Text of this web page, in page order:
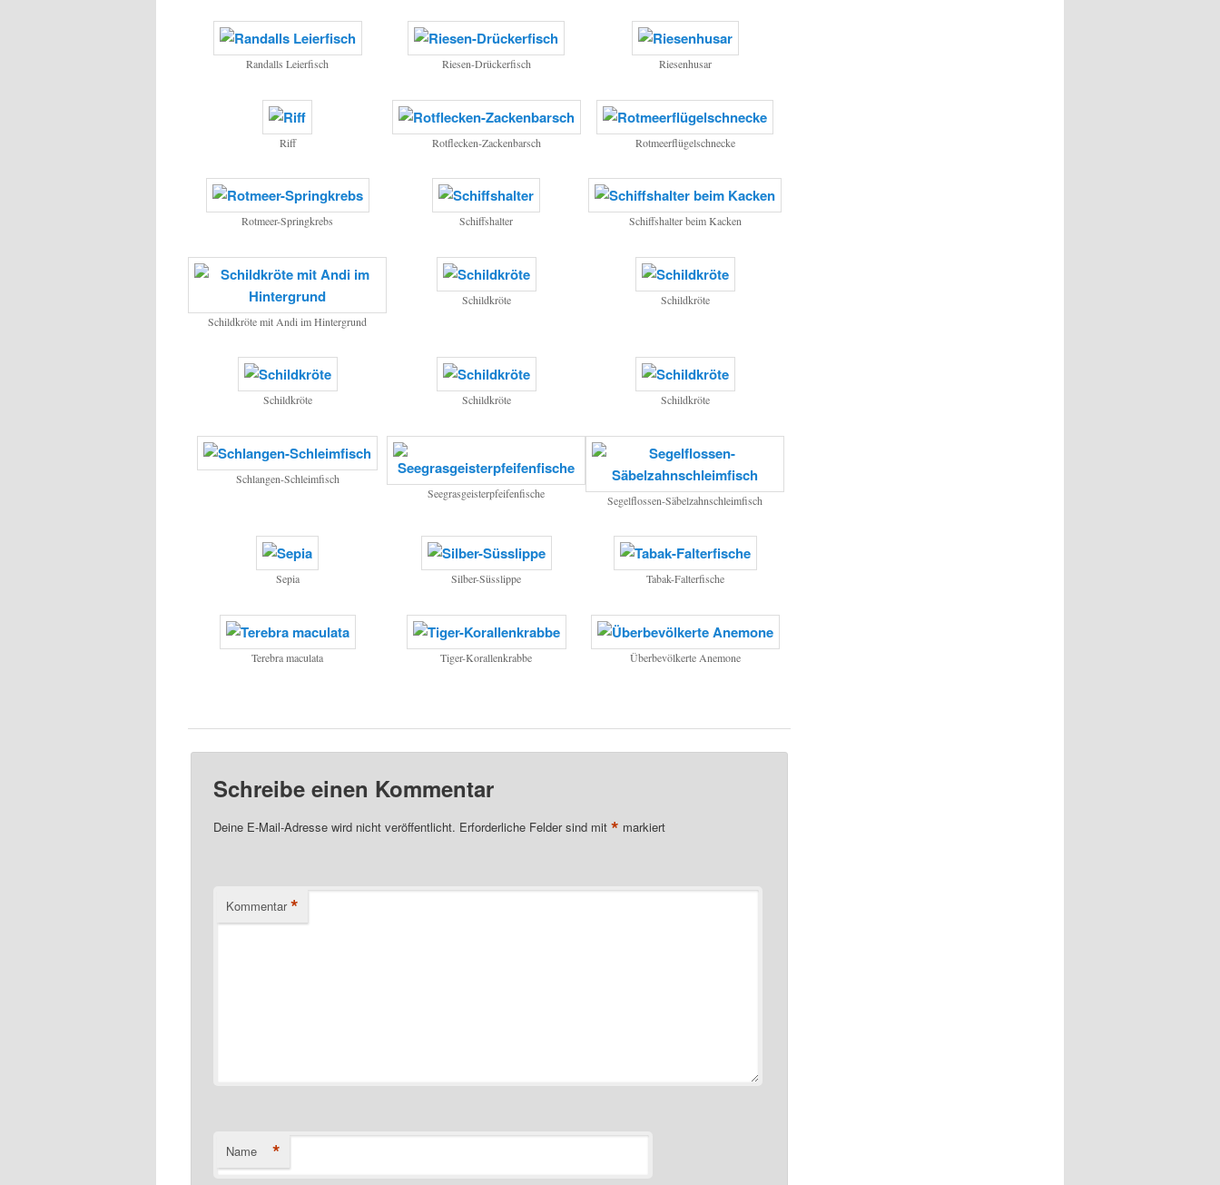
Randalls Leierfisch Riesen-Drückerfisch Riesenhusar
Riff Rotflecken-Zackenbarsch Rotmeerflügelschnecke
Rotmeer-Springkrebs Schiffshalter Schiffshalter beim Kacken
Schildkröte mit Andi im Hintergrund
Schildkröte Schildkröte
Schildkröte Schildkröte Schildkröte
Schlangen-Schleimfisch
Seegrasgeisterpfeifenfische
Segelflossen-Säbelzahnschleimfisch
Sepia Silber-Süsslippe Tabak-Falterfische
Terebra maculata Tiger-Korallenkrabbe Überbevölkerte Anemone
Schreibe einen Kommentar
Deine E-Mail-Adresse wird nicht veröffentlicht. Erforderliche Felder sind mit* markiert
Kommentar *
Name *